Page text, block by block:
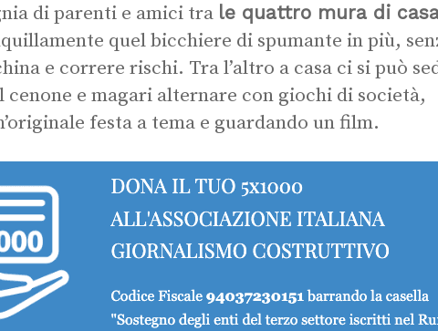
di parenti e amici tra le quattro mura di
quel bicchiere di spumante in più,
e correre rischi. Tra l’altro a casa ci si può
cenone e magari alternare con giochi di società,
festa a tema e guardando un film.